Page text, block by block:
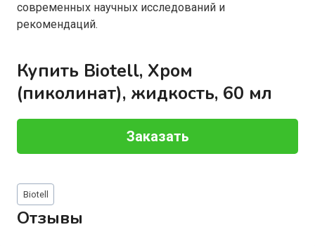
современных научных исследований и
рекомендаций.
Купить Biotell, Хром
(пиколинат), жидкость, 60 мл
Заказать
Метки
записи:
Biotell
Отзывы